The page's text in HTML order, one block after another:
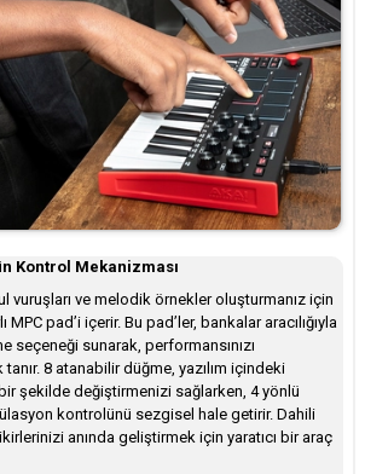
Kontrol Mekanizması
vuruşları ve melodik örnekler oluşturmanız için
MPC pad’i içerir. Bu pad’ler, bankalar aracılığıyla
seçeneği sunarak, performansınızı
8 atanabilir düğme, yazılım içindeki
şekilde değiştirmenizi sağlarken, 4 yönlü
kontrolünü sezgisel hale getirir. Dahili
anında geliştirmek için yaratıcı bir araç